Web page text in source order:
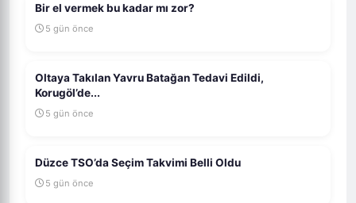
Bir el vermek bu kadar mı zor?
5 gün önce
Oltaya Takılan Yavru Batağan Tedavi Edildi,
Korugöl’de...
5 gün önce
Düzce TSO’da Seçim Takvimi Belli Oldu
5 gün önce